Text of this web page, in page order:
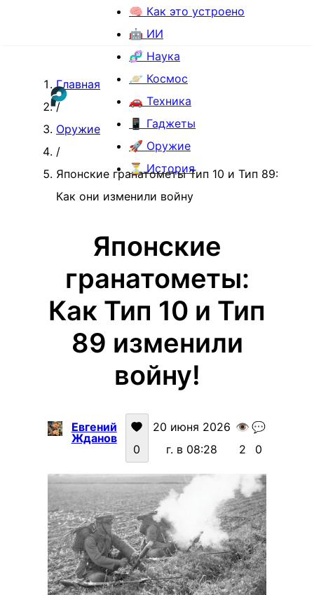
🧠 Как это устроено
🤖 ИИ
🧬 Наука
🪐 Космос
🚗 Техника
📱 Гаджеты
🚀 Оружие
⏳ История
Главная
/
Оружие
/
Японские гранатометы Тип 10 и Тип 89:
Как они изменили войну
Японские
гранатометы:
Как Тип 10 и Тип
89 изменили
войну!
Евгений
Жданов
0
20 июня 2026
г. в 08:28
👁️
2
💬
0